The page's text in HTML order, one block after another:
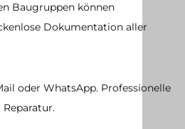
Baugruppen können
Dokumentation aller
oder WhatsApp. Professionelle